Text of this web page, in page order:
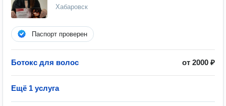
Хабаровск
Паспорт проверен
Ботокс для волос от 2000 ₽
Ещё 1 услуга